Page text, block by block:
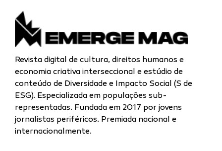
Revista digital de cultura, direitos humanos e
economia criativa interseccional e estúdio de
conteúdo de Diversidade e Impacto Social (S de
ESG). Especializada em populações sub-
representadas. Fundada em 2017 por jovens
jornalistas periféricos. Premiada nacional e
internacionalmente.